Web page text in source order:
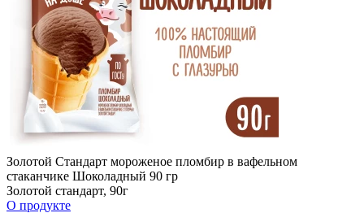
Золотой Стандарт мороженое пломбир в вафельном
стаканчике Шоколадный 90 гр
Золотой стандарт, 90г
О продукте